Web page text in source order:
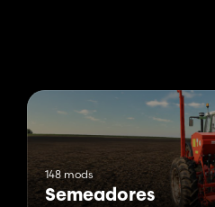
148 mods
Semeadores